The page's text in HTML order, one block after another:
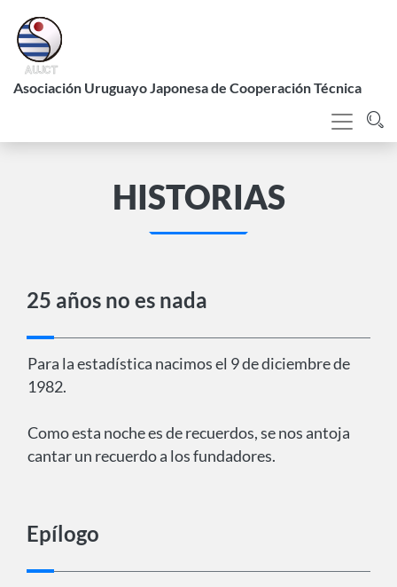
contenido
principal
Asociación Uruguayo Japonesa de Cooperación Técnica
HISTORIAS
25 años no es nada
Para la estadística nacimos el 9 de diciembre de
1982.
Como esta noche es de recuerdos, se nos antoja
cantar un recuerdo a los fundadores.
Epílogo